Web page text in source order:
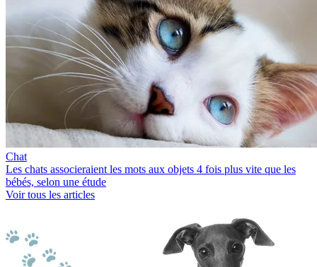
Chat
Les chats associeraient les mots aux objets 4 fois plus vite que les
bébés, selon une étude
Voir tous les articles